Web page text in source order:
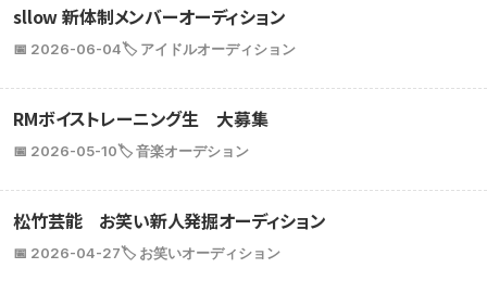
sllow 新体制メンバーオーディション
📅 2026-06-04🏷️ アイドルオーディション
RMボイストレーニング生 大募集
📅 2026-05-10🏷️ 音楽オーデション
松竹芸能 お笑い新人発掘オーディション
📅 2026-04-27🏷️ お笑いオーディション